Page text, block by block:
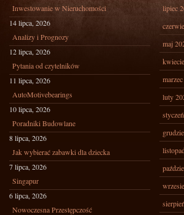
Inwestowanie w Nieruchomości
14 lipca, 2026
Analizy i Prognozy
12 lipca, 2026
Pytania od czytelników
11 lipca, 2026
AutoMotivebearings
10 lipca, 2026
Poradniki Budowlane
8 lipca, 2026
Jak wybierać zabawki dla dziecka
7 lipca, 2026
Singapur
6 lipca, 2026
Nowoczesna Przestępczość
lipiec
maj
luty